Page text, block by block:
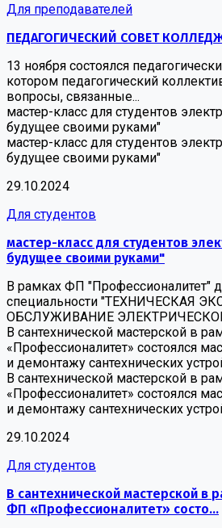
Для преподавателей
ПЕДАГОГИЧЕСКИЙ СОВЕТ
13 ноября состоялся
котором педагогический
вопросы, связанные...
мастер-класс для студентов
будущее своими руками"
мастер-класс для студентов
будущее своими руками"
29.10.2024
Для студентов
мастер-класс для студентов
будущее своими руками"
В рамках ФП "Профессионалитет"
специальности "ТЕХНИЧЕСКАЯ
ОБСЛУЖИВАНИЕ
В сантехнической мастерской в
«Профессионалитет» состоялся
и демонтажу сантехнических
В сантехнической мастерской в
«Профессионалитет» состоялся
и демонтажу сантехнических
29.10.2024
Для студентов
В сантехнической мастерской в
ФП «Профессионалитет» состо...